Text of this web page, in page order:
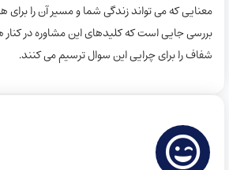
معنایی که می تواند زندگی شما و مسیر آن را برای
بررسی جایی است که کلیدهای این مشاوره در
شفاف را برای چرایی این سوال ترسیم می کنند.